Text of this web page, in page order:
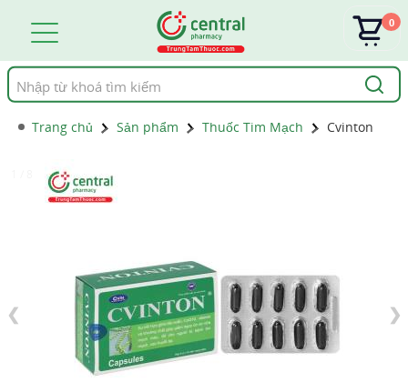
Tìm
kiếm
0
Trang chủ Sản phẩm Thuốc Tim Mạch Cvinton
❮ ❯